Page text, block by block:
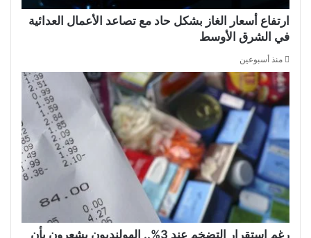
ارتفاع أسعار الغاز بشكل حاد مع تصاعد الأعمال العدائية
في الشرق الأوسط
منذ أسبوعين
رغم استقرار التضخم عند 3%.. الهولنديون يشعرون بأن